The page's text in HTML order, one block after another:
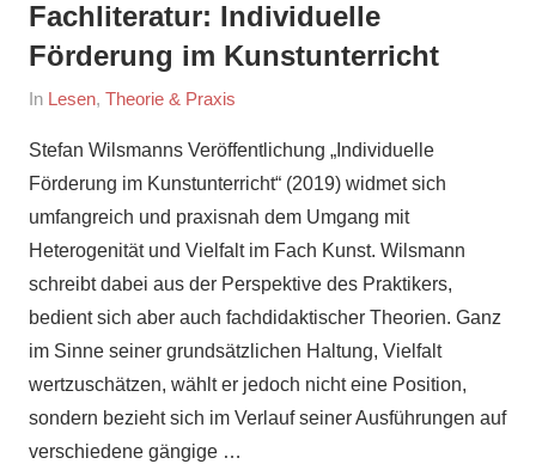
Fachliteratur: Individuelle
Förderung im Kunstunterricht
On
15,
2020
By
In Lesen, Theorie & Praxis
Stefan Wilsmanns Veröffentlichung „Individuelle
Förderung im Kunstunterricht“ (2019) widmet sich
umfangreich und praxisnah dem Umgang mit
Heterogenität und Vielfalt im Fach Kunst. Wilsmann
schreibt dabei aus der Perspektive des Praktikers,
bedient sich aber auch fachdidaktischer Theorien. Ganz
im Sinne seiner grundsätzlichen Haltung, Vielfalt
wertzuschätzen, wählt er jedoch nicht eine Position,
sondern bezieht sich im Verlauf seiner Ausführungen auf
verschiedene gängige …